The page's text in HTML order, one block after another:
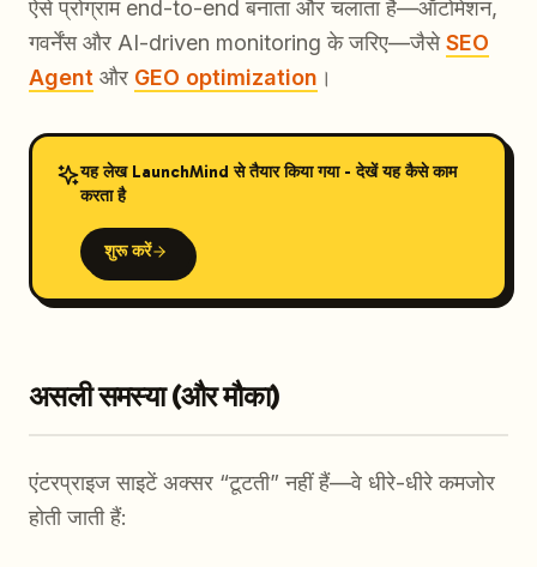
ऐसे प्रोग्राम end-to-end बनाता और चलाता है—ऑटोमेशन,
गवर्नेंस और AI-driven monitoring के जरिए—जैसेSEO
Agent और GEO optimization ।
यह लेख LaunchMind से तैयार किया गया - देखें यह कैसे काम
करता है
शुरू करें
असली समस्या (और मौका)
एंटरप्राइज साइटें अक्सर “टूटती” नहीं हैं—वे धीरे-धीरे कमजोर
होती जाती हैं: